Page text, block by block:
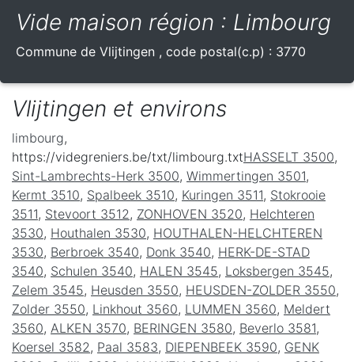
Vide maison région : Limbourg
Commune de Vlijtingen , code postal(c.p) : 3770
Vlijtingen et environs
limbourg,
https://videgreniers.be/txt/limbourg.txtHASSELT 3500,
Sint-Lambrechts-Herk 3500, Wimmertingen 3501,
Kermt 3510, Spalbeek 3510, Kuringen 3511, Stokrooie
3511, Stevoort 3512 , ZONHOVEN 3520, Helchteren
3530, Houthalen 3530, HOUTHALEN-HELCHTEREN
3530, Berbroek 3540, Donk 3540, HERK-DE-STAD
3540, Schulen 3540, HALEN 3545, Loksbergen 3545,
Zelem 3545, Heusden 3550, HEUSDEN-ZOLDER 3550,
Zolder 3550, Linkhout 3560, LUMMEN 3560, Meldert
3560, ALKEN 3570, BERINGEN 3580, Beverlo 3581,
Koersel 3582 , Paal 3583, DIEPENBEEK 3590, GENK